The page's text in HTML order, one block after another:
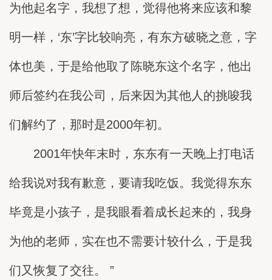
为他起名字，我想了想，觉得他将来应该和黎
明一样，‘东’字比较响亮，有东方破晓之意，字
体也美，于是给他取了陈晓东这个名字，他出
师后签约在我公司，后来因为其他人的挑唆我
们解约了，那时是2000年初。
2001年快年末时，东东有一天晚上打电话
给我说对我有歉意，要请我吃饭。我觉得东东
毕竟是小孩子，是我眼看着成长起来的，我身
为他的老师，实在也不需要计较什么，于是我
们又恢复了交往。 ”